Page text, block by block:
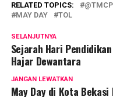
RELATED TOPICS:
MAY DAY
TOL
SELANJUTNYA
Sejarah Hari
Hajar Dewantara
JANGAN LEWATKAN
May Day di Kota Bekasi